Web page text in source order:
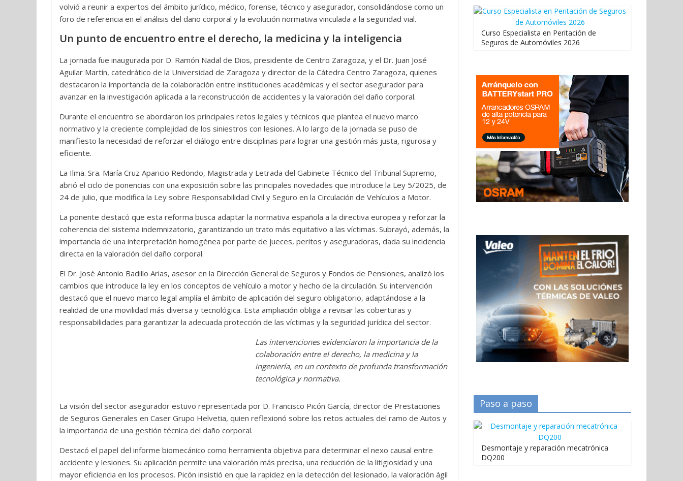
volvió a reunir a expertos del ámbito jurídico, médico, forense, técnico y asegurador, consolidándose como un
foro de referencia en el análisis del daño corporal y la evolución normativa vinculada a la seguridad vial.
Un punto de encuentro entre el derecho, la medicina y la inteligencia
La jornada fue inaugurada por D. Ramón Nadal de Dios, presidente de Centro Zaragoza, y el Dr. Juan José
Aguilar Martín, catedrático de la Universidad de Zaragoza y director de la Cátedra Centro Zaragoza, quienes
destacaron la importancia de la colaboración entre instituciones académicas y el sector asegurador para
avanzar en la investigación aplicada a la reconstrucción de accidentes y la valoración del daño corporal.
Durante el encuentro se abordaron los principales retos legales y técnicos que plantea el nuevo marco
normativo y la creciente complejidad de los siniestros con lesiones. A lo largo de la jornada se puso de
manifiesto la necesidad de reforzar el diálogo entre disciplinas para lograr una gestión más justa, rigurosa y
eficiente.
La Ilma. Sra. María Cruz Aparicio Redondo, Magistrada y Letrada del Gabinete Técnico del Tribunal Supremo,
abrió el ciclo de ponencias con una exposición sobre las principales novedades que introduce la Ley 5/2025, de
24 de julio, que modifica la Ley sobre Responsabilidad Civil y Seguro en la Circulación de Vehículos a Motor.
La ponente destacó que esta reforma busca adaptar la normativa española a la directiva europea y reforzar la
coherencia del sistema indemnizatorio, garantizando un trato más equitativo a las víctimas. Subrayó, además, la
importancia de una interpretación homogénea por parte de jueces, peritos y aseguradoras, dada su incidencia
directa en la valoración del daño corporal.
El Dr. José Antonio Badillo Arias, asesor en la Dirección General de Seguros y Fondos de Pensiones, analizó los
cambios que introduce la ley en los conceptos de vehículo a motor y hecho de la circulación. Su intervención
destacó que el nuevo marco legal amplía el ámbito de aplicación del seguro obligatorio, adaptándose a la
realidad de una movilidad más diversa y tecnológica. Esta ampliación obliga a revisar las coberturas y
responsabilidades para garantizar la adecuada protección de las víctimas y la seguridad jurídica del sector.
Las intervenciones evidenciaron la importancia de la
colaboración entre el derecho, la medicina y la
ingeniería, en un contexto de profunda transformación
tecnológica y normativa.
La visión del sector asegurador estuvo representada por D. Francisco Picón García, director de Prestaciones
de Seguros Generales en Caser Grupo Helvetia, quien reflexionó sobre los retos actuales del ramo de Autos y
la importancia de una gestión técnica del daño corporal.
Destacó el papel del informe biomecánico como herramienta objetiva para determinar el nexo causal entre
accidente y lesiones. Su aplicación permite una valoración más precisa, una reducción de la litigiosidad y una
mayor eficiencia en los procesos. Picón insistió en que la rapidez en la detección del lesionado, la valoración ágil
Curso Especialista en Peritación de
Seguros de Automóviles 2026
Paso a paso
Desmontaje y reparación mecatrónica
DQ200